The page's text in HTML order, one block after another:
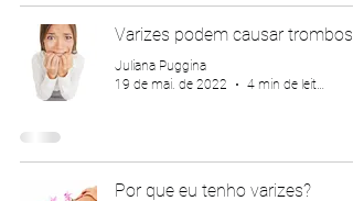
Varizes podem causar
Juliana Puggina
19 de mai. de 2022
Por que eu tenho varizes?